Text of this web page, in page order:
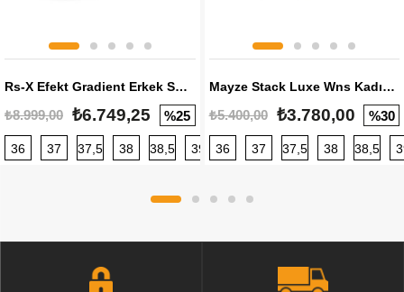
Rs-X Efekt Gradient Erkek Sneaker
₺8.999,00 ₺6.749,25 %25
36 37 37,5 38 38,5 39 40 40,5 41 42 42,5
Mayze Stack Luxe Wns Kadın Sneaker
₺5.400,00 ₺3.780,00 %30
36 37 37,5 38 38,5